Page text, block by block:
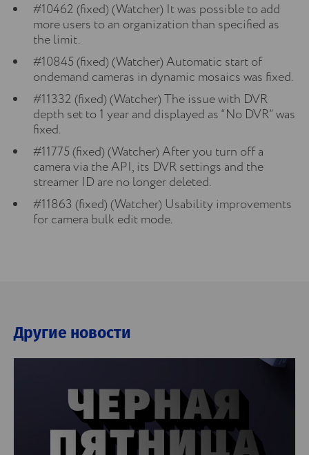
#10462 (fixed) (Watcher) It was possible to add
more users to an organization than specified as
the limit.
#10845 (fixed) (Watcher) Automatic start of
ondemand cameras in dynamic mosaics was fixed.
#11332 (fixed) (Watcher) The issue with DVR
depth set to 1 year and displayed as “No DVR” was
fixed.
#11775 (fixed) (Watcher) After you turn off a
camera via the API, its DVR settings and the
streamer ID are no longer deleted.
#11863 (fixed) (Watcher) Usability improvements
for camera bulk edit mode.
Другие новости